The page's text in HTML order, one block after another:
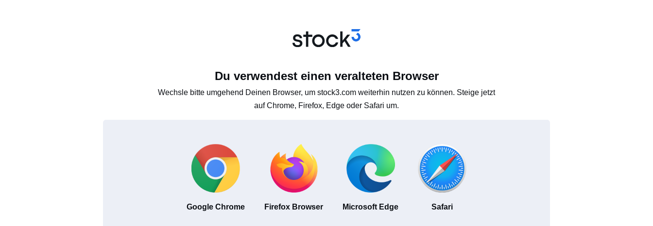
Du verwendest einen veralteten Browser
Wechsle bitte umgehend Deinen Browser, um stock3.com weiterhin nutzen zu können. Steige jetzt
auf Chrome, Firefox, Edge oder Safari um.
Google Chrome Firefox Browser Microsoft Edge Safari